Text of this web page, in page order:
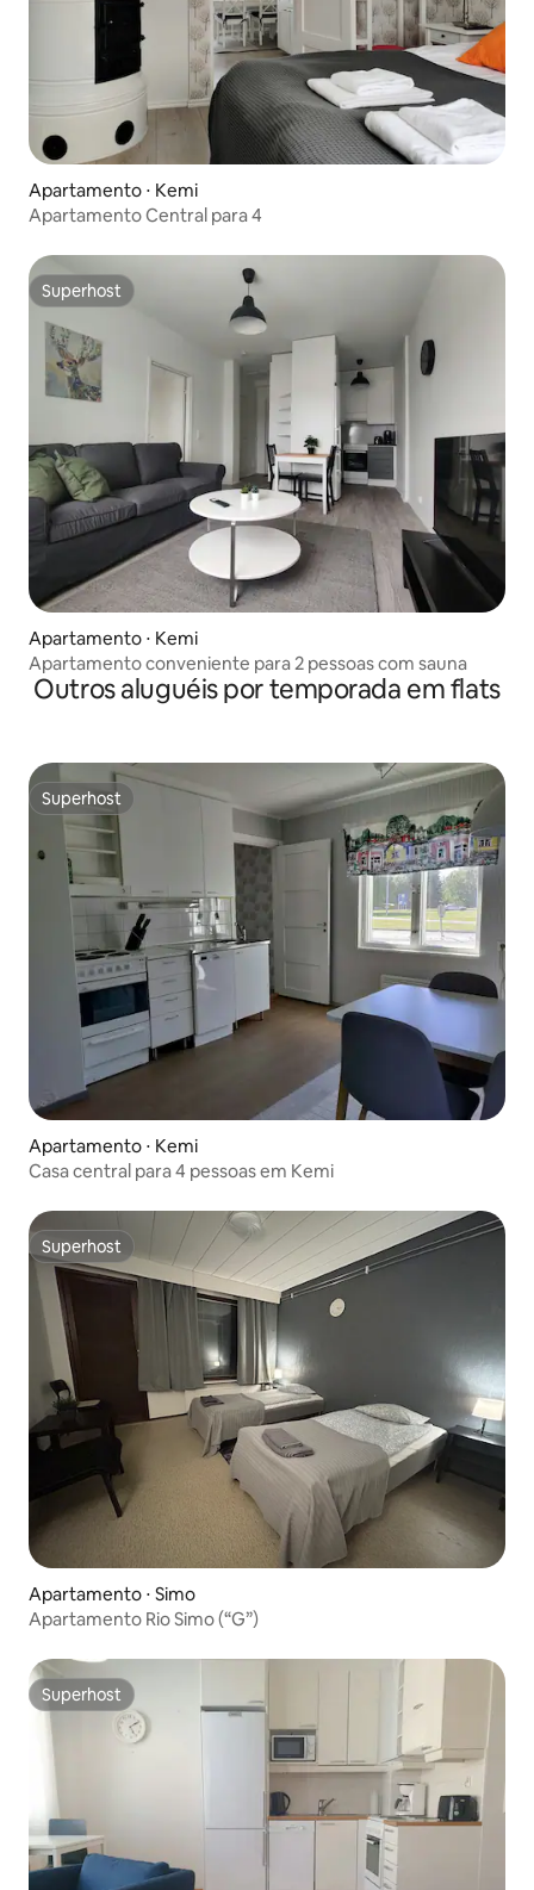
Apartamento ⋅ Kemi
Apartamento Central para 4
Superhost
Superhost
Apartamento ⋅ Kemi
Apartamento conveniente para 2 pessoas com sauna
Outros aluguéis por temporada em flats
Superhost
Superhost
Apartamento ⋅ Kemi
Casa central para 4 pessoas em Kemi
Superhost
Superhost
Apartamento ⋅ Simo
Apartamento Rio Simo (“G”)
Superhost
Superhost